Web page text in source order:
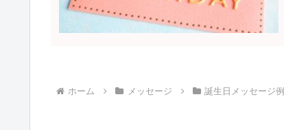
ホーム メッセージ 誕生日メッセージ